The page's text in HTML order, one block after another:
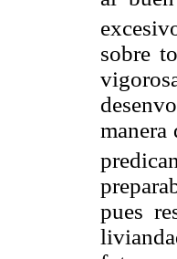
sobre
manera
pues